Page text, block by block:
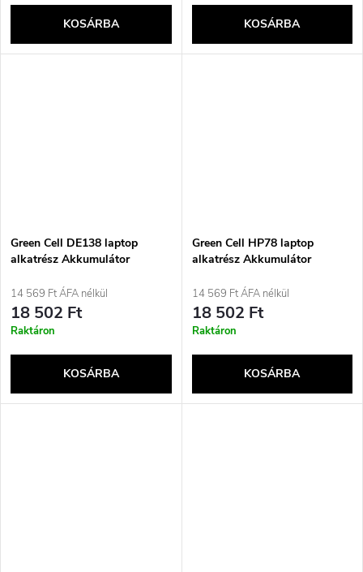
KOSÁRBA KOSÁRBA
Green Cell DE138 laptop
alkatrész Akkumulátor
14 569 Ft ÁFA nélkül
18 502 Ft
Raktáron
KOSÁRBA
Green Cell HP78 laptop
alkatrész Akkumulátor
14 569 Ft ÁFA nélkül
18 502 Ft
Raktáron
KOSÁRBA